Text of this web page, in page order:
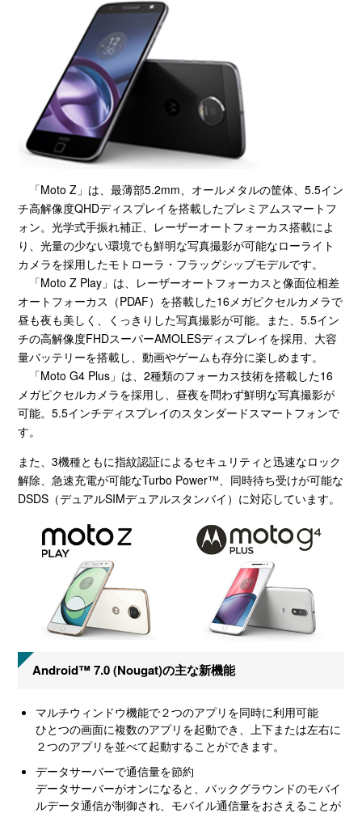
「Moto Z」は、最薄部5.2mm、オールメタルの筐体、5.5イン
チ高解像度QHDディスプレイを搭載したプレミアムスマートフ
ォン。光学式手振れ補正、レーザーオートフォーカス搭載によ
り、光量の少ない環境でも鮮明な写真撮影が可能なローライト
カメラを採用したモトローラ・フラッグシップモデルです。
「Moto Z Play」は、レーザーオートフォーカスと像面位相差
オートフォーカス（PDAF）を搭載した16メガピクセルカメラで
昼も夜も美しく、くっきりした写真撮影が可能。また、5.5イン
チの高解像度FHDスーパーAMOLESディスプレイを採用、大容
量バッテリーを搭載し、動画やゲームも存分に楽しめます。
「Moto G4 Plus」は、2種類のフォーカス技術を搭載した16
メガピクセルカメラを採用し、昼夜を問わず鮮明な写真撮影が
可能。5.5インチディスプレイのスタンダードスマートフォンで
す。
また、3機種ともに指紋認証によるセキュリティと迅速なロック
解除、急速充電が可能なTurbo Power™、同時待ち受けが可能な
DSDS（デュアルSIMデュアルスタンバイ）に対応しています。
Android™ 7.0 (Nougat)の主な新機能
マルチウィンドウ機能で２つのアプリを同時に利用可能
ひとつの画面に複数のアプリを起動でき、上下または左右に
２つのアプリを並べて起動することができます。
データサーバーで通信量を節約
データサーバーがオンになると、バックグラウンドのモバイ
ルデータ通信が制御され、モバイル通信量をおさえることが